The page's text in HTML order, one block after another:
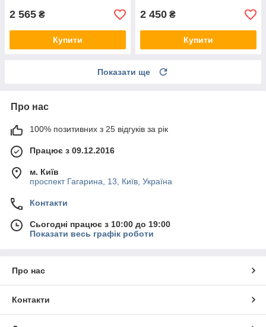
2 565 ₴
Купити
2 450 ₴
Купити
Показати ще
Про нас
100% позитивних з 25 відгуків за рік
Працює з 09.12.2016
м. Київ
проспект Гагарина, 13, Київ, Україна
Контакти
Сьогодні працює з 10:00 до 19:00
Показати весь графік роботи
Про нас
Контакти